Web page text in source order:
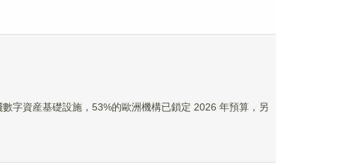
字資産基礎設施，53%的歐洲機構已鎖定 2026 年預算，另